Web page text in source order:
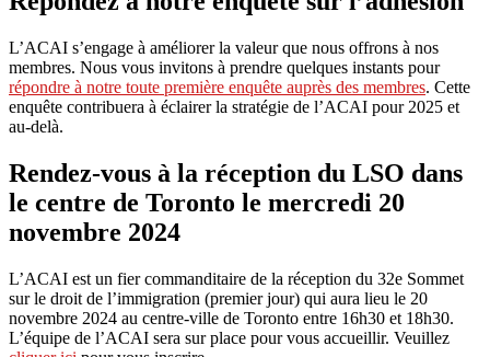
L’ACAI s’engage à améliorer la valeur que nous offrons à nos
membres. Nous vous invitons à prendre quelques instants pour
répondre à notre toute première enquête auprès des membres. Cette
enquête contribuera à éclairer la stratégie de l’ACAI pour 2025 et
au-delà.
Rendez-vous à la réception du LSO dans
le centre de Toronto le mercredi 20
novembre 2024
L’ACAI est un fier commanditaire de la réception du 32e Sommet
sur le droit de l’immigration (premier jour) qui aura lieu le 20
novembre 2024 au centre-ville de Toronto entre 16h30 et 18h30.
L’équipe de l’ACAI sera sur place pour vous accueillir. Veuillez